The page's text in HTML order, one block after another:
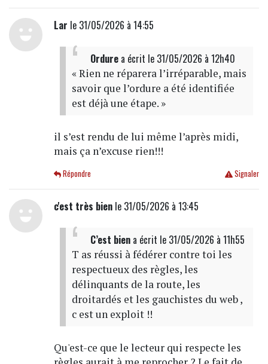
Lar le 31/05/2026 à 14:55
Ordurea écrit le 31/05/2026 à 12h40
« Rien ne réparera l’irréparable, mais
savoir que l’ordure a été identifiée
est déjà une étape. »
il s’est rendu de lui même l’après midi,
mais ça n’excuse rien!!!
Signaler
Répondre
c'est très bienle 31/05/2026 à 13:45
C’est biena écrit le 31/05/2026 à 11h55
T as réussi à fédérer contre toi les
respectueux des règles, les
délinquants de la route, les
droitardés et les gauchistes du web ,
c est un exploit !!
Qu'est-ce que le lecteur qui respecte les